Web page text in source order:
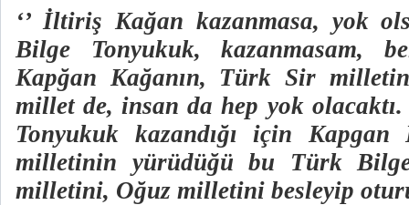
‘’ İltiriş Kağan kazanmasa, yok
Bilge Tonyukuk, kazanmasam,
Kapğan Kağanın, Türk Sir
millet de, insan da hep yok
Tonyukuk kazandığı için
milletinin yürüdüğü bu Türk
milletini, Oğuz milletini besleyip